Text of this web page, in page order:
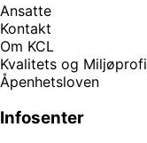
Ansatte
Kontakt
Om KCL
Kvalitets og
Åpenhetsloven
Infosenter